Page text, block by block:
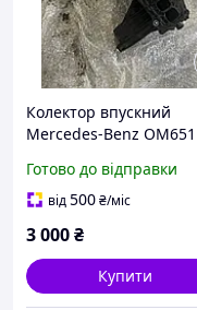
Колектор впускний
Mercedes-Benz OM651
Готово до відправки
від500₴/міс
3 000₴
Купити